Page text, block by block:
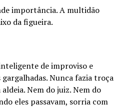
importância. A multidão
da figueira.
de improviso e
gargalhadas. Nunca fazia troça
Nem do juiz. Nem do
eles passavam, sorria com